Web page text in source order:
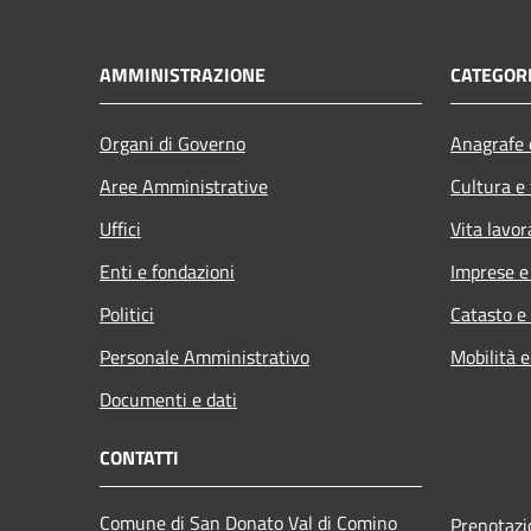
AMMINISTRAZIONE
Organi di Governo
Aree Amministrative
Uffici
Enti e fondazioni
Politici
Personale Amministrativo
Documenti e dati
Cultura
Vita
Imprese
Catasto
Mobilità
CONTATTI
Comune di San Donato Val di Comino